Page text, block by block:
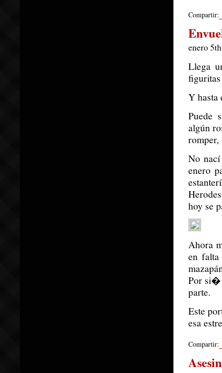
Compartir:
enero
Llega
Y hasta
Puede
algún
romper,
No nací
enero
hoy se
Ahora
en
Por si�
parte.
Este
esa
Compartir: